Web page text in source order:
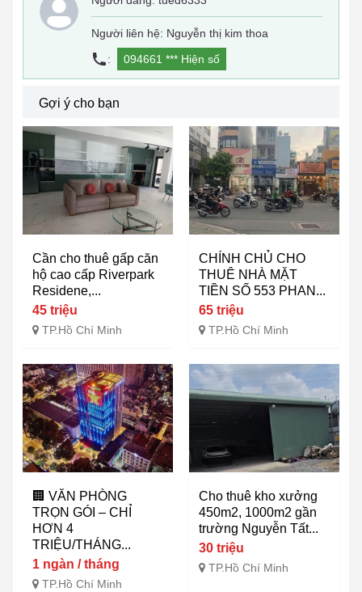
Người liên hệ: Nguyễn thị kim thoa
:
094661 *** Hiện số
Gợi ý cho bạn
Cần cho thuê gấp căn
hộ cao cấp Riverpark
Residene,...
45 triệu
TP.Hồ Chí Minh
CHÍNH CHỦ CHO
THUÊ NHÀ MẶT
TIỀN SỐ 553 PHAN...
65 triệu
TP.Hồ Chí Minh
🏢 VĂN PHÒNG
TRỌN GÓI – CHỈ
HƠN 4
TRIỆU/THÁNG...
1 ngàn / tháng
TP.Hồ Chí Minh
Cho thuê kho xưởng
450m2, 1000m2 gần
trường Nguyễn Tất...
30 triệu
TP.Hồ Chí Minh